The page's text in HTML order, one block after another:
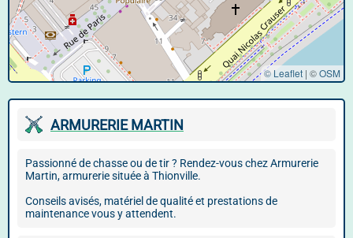
© Leaflet | ©OSM
ARMURERIE MARTIN
Passionné de chasse ou de tir ? Rendez-vous chez Armurerie
Martin, armurerie située à Thionville.
Conseils avisés, matériel de qualité et prestations de
maintenance vous y attendent.